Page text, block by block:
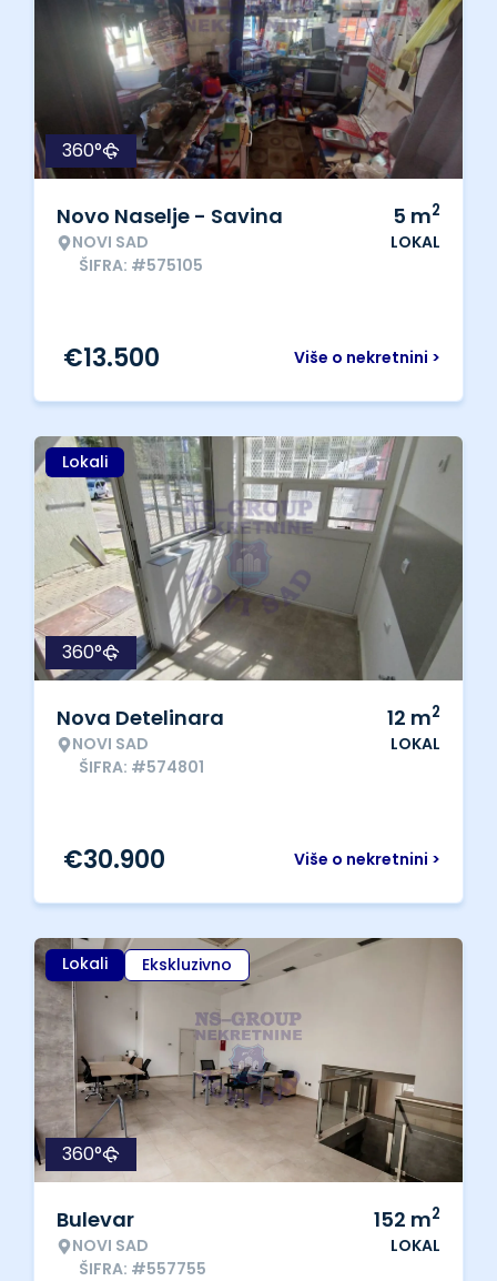
360°
Novo Naselje - Savina
NOVI SAD
ŠIFRA: #575105
5 m2
LOKAL
Više o nekretnini >
€13.500
Lokali
360°
Nova Detelinara
NOVI SAD
ŠIFRA: #574801
12 m2
LOKAL
Više o nekretnini >
€30.900
Lokali Ekskluzivno
360°
Bulevar
NOVI SAD
ŠIFRA: #557755
152 m2
LOKAL